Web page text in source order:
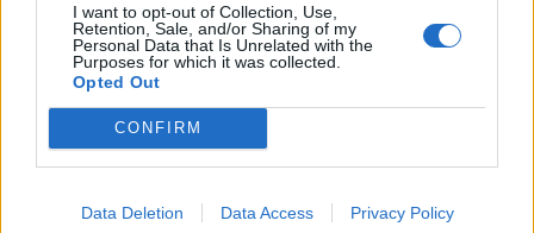
I want to opt-out of Collection, Use,
Retention, Sale, and/or Sharing of my
Personal Data that Is Unrelated with the
Purposes for which it was collected.
Opted Out
CONFIRM
Data Deletion Data Access Privacy Policy
továbbra is elővételben megvásárolhatók a
belépőjegyek. A szervezők azt kérik a
résztvevőktől, hogy az aktuális tudnivalókat a
Tusványos hivatalos honlapján és közösségi
oldalain kövessék.